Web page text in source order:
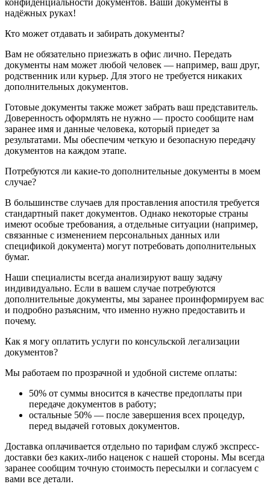
надёжных руках!
Кто может отдавать и забирать документы?
Вам не обязательно приезжать в офис лично. Передать
документы нам может любой человек — например, ваш друг,
родственник или курьер. Для этого не требуется никаких
дополнительных документов.
Готовые документы также может забрать ваш представитель.
Доверенность оформлять не нужно — просто сообщите нам
заранее имя и данные человека, который приедет за
результатами. Мы обеспечим четкую и безопасную передачу
документов на каждом этапе.
Потребуются ли какие-то дополнительные документы в моем
случае?
В большинстве случаев для проставления апостиля требуется
стандартный пакет документов. Однако некоторые страны
имеют особые требования, а отдельные ситуации (например,
связанные с изменением персональных данных или
спецификой документа) могут потребовать дополнительных
бумаг.
Наши специалисты всегда анализируют вашу задачу
индивидуально. Если в вашем случае потребуются
дополнительные документы, мы заранее проинформируем вас
и подробно разъясним, что именно нужно предоставить и
почему.
Как я могу оплатить услуги по консульской легализации
документов?
Мы работаем по прозрачной и удобной системе оплаты:
50% от суммы вносится в качестве предоплаты при
передаче документов в работу;
остальные 50% — после завершения всех процедур,
перед выдачей готовых документов.
Доставка оплачивается отдельно по тарифам служб экспресс-
доставки без каких-либо наценок с нашей стороны. Мы всегда
заранее сообщим точную стоимость пересылки и согласуем с
вами все детали.